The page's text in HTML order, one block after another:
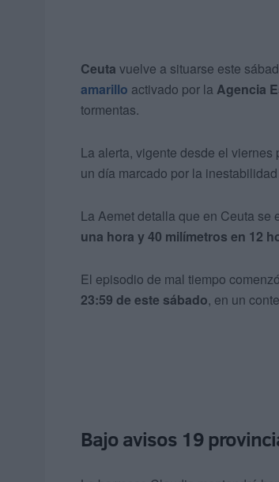
Ceuta vuelve a situarse este
amarillo activado por la Agencia
tormentas.
La alerta, vigente desde el
un día marcado por la
La Aemet detalla que en Ceuta se
una hora y 40 milímetros en 12
El episodio de mal tiempo
23:59 de este sábado, en un
Bajo avisos 19